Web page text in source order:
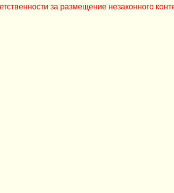
за размещение незаконного